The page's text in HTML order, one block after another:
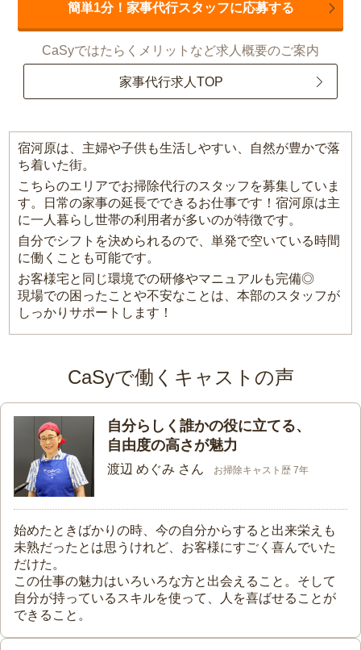
簡単1分！家事代行スタッフに応募する
CaSyではたらくメリットなど求人概要のご案内
家事代行求人TOP
宿河原は、主婦や子供も生活しやすい、自然が豊かで落
ち着いた街。
こちらのエリアでお掃除代行のスタッフを募集していま
す。日常の家事の延長でできるお仕事です！宿河原は主
に一人暮らし世帯の利用者が多いのが特徴です。
自分でシフトを決められるので、単発で空いている時間
に働くことも可能です。
お客様宅と同じ環境での研修やマニュアルも完備◎
現場での困ったことや不安なことは、本部のスタッフが
しっかりサポートします！
CaSyで働くキャストの声
自分らしく誰かの役に立てる、
自由度の高さが魅力
渡辺 めぐみ さん お掃除キャスト歴 7年
始めたときばかりの時、今の自分からすると出来栄えも
未熟だったとは思うけれど、お客様にすごく喜んでいた
だけた。
この仕事の魅力はいろいろな方と出会えること。そして
自分が持っているスキルを使って、人を喜ばせることが
できること。